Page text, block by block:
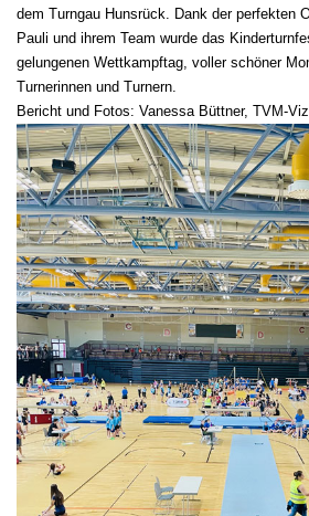
dem Turngau Hunsrück. Dank der perfekten
Pauli und ihrem Team wurde das
gelungenen Wettkampftag, voller schöner
Turnerinnen und Turnern.
Bericht und Fotos: Vanessa Büttner, TVM-